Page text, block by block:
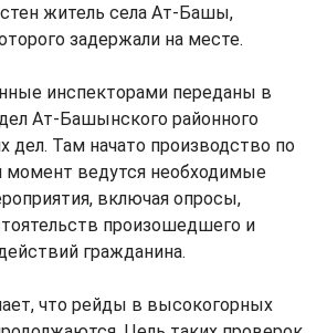
житель села Ат-Башы,
задержали на месте.
инспекторами переданы в
Ат-Башынского районного
дел. Там начато производство по
момент ведутся необходимые
включая опросы,
произошедшего и
гражданина.
что рейды в высокогорных